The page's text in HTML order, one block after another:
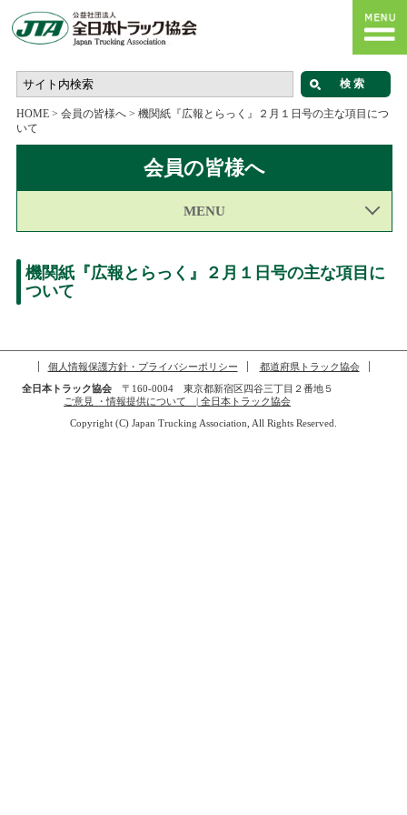
HOME> 会員の皆様へ> 機関紙『広報とらっく』２月１日号の主な項目につ
いて
会員の皆様へ
MENU
機関紙『広報とらっく』２月１日号の主な項目に
ついて
個人情報保護方針・プライバシーポリシー
都道府県トラック協会
全日本トラック協会〒160-0004 東京都新宿区四谷三丁目２番地５
ご意見 ・情報提供について | 全日本トラック協会
Copyright (C) Japan Trucking Association, All Rights Reserved.